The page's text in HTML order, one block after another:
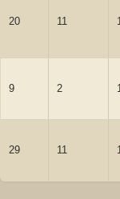
20 11
9 2
29 11